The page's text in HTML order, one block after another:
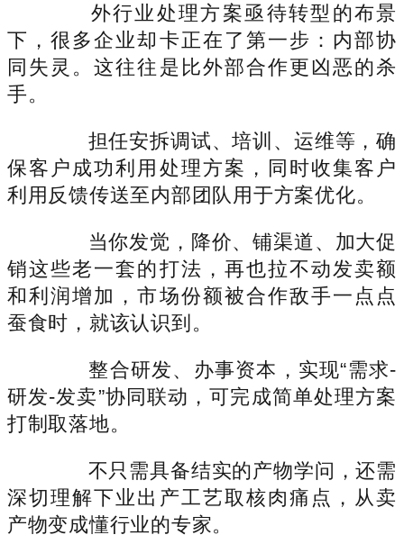
外行业处理方案亟待转型的布景
下，很多企业却卡正在了第一步：内部协
同失灵。这往往是比外部合作更凶恶的杀
手。
担任安拆调试、培训、运维等，确
保客户成功利用处理方案，同时收集客户
利用反馈传送至内部团队用于方案优化。
当你发觉，降价、铺渠道、加大促
销这些老一套的打法，再也拉不动发卖额
和利润增加，市场份额被合作敌手一点点
蚕食时，就该认识到。
整合研发、办事资本，实现“需求-
研发-发卖”协同联动，可完成简单处理方案
打制取落地。
不只需具备结实的产物学问，还需
深切理解下业出产工艺取核肉痛点，从卖
产物变成懂行业的专家。